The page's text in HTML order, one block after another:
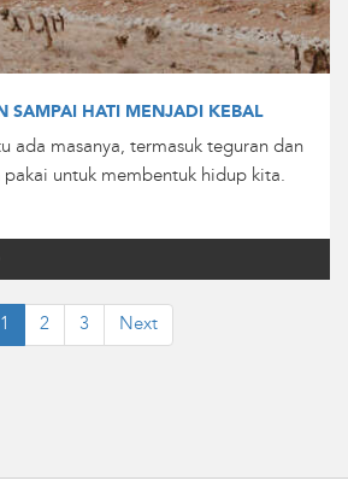
SAMPAI HATI MENJADI KEBAL
ada masanya, termasuk teguran dan
pakai untuk membentuk hidup kita.
1 2 3 Next